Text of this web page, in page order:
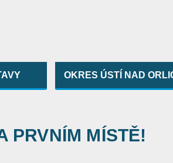
OKRES ÚSTÍ NAD
PRVNÍM MÍSTĚ!